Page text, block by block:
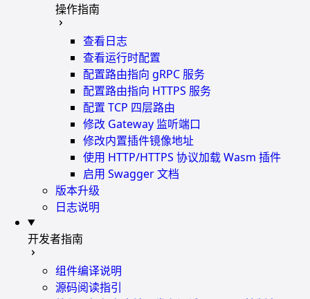
操作指南
查看日志
查看运行时配置
配置路由指向 gRPC 服务
配置路由指向 HTTPS 服务
配置 TCP 四层路由
修改 Gateway 监听端口
修改内置插件镜像地址
使用 HTTP/HTTPS 协议加载 Wasm 插件
启用 Swagger 文档
版本升级
日志说明
开发者指南
组件编译说明
源码阅读指引